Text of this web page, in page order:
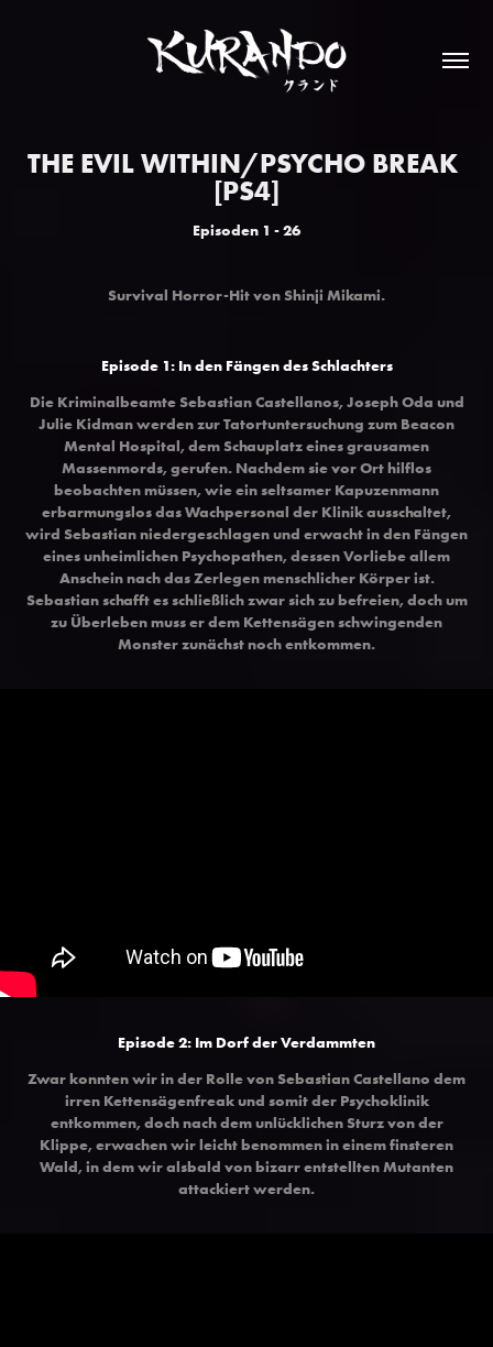
THE EVIL WITHIN/PSYCHO BREAK
[PS4]
Episoden 1 - 26
Survival Horror-Hit von Shinji Mikami.
Episode 1: In den Fängen des Schlachters
Die Kriminalbeamte Sebastian Castellanos, Joseph Oda und
Julie Kidman werden zur Tatortuntersuchung zum Beacon
Mental Hospital, dem Schauplatz eines grausamen
Massenmords, gerufen. Nachdem sie vor Ort hilflos
beobachten müssen, wie ein seltsamer Kapuzenmann
erbarmungslos das Wachpersonal der Klinik ausschaltet,
wird Sebastian niedergeschlagen und erwacht in den Fängen
eines unheimlichen Psychopathen, dessen Vorliebe allem
Anschein nach das Zerlegen menschlicher Körper ist.
Sebastian schafft es schließlich zwar sich zu befreien, doch um
zu Überleben muss er dem Kettensägen schwingenden
Monster zunächst noch entkommen.
Episode 2: Im Dorf der Verdammten
Zwar konnten wir in der Rolle von Sebastian Castellano dem
irren Kettensägenfreak und somit der Psychoklinik
entkommen, doch nach dem unlücklichen Sturz von der
Klippe, erwachen wir leicht benommen in einem finsteren
Wald, in dem wir alsbald von bizarr entstellten Mutanten
attackiert werden.